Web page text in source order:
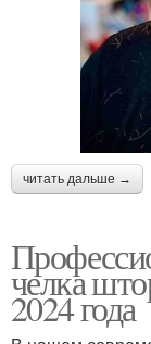
читать дальше →
челка
2024 года